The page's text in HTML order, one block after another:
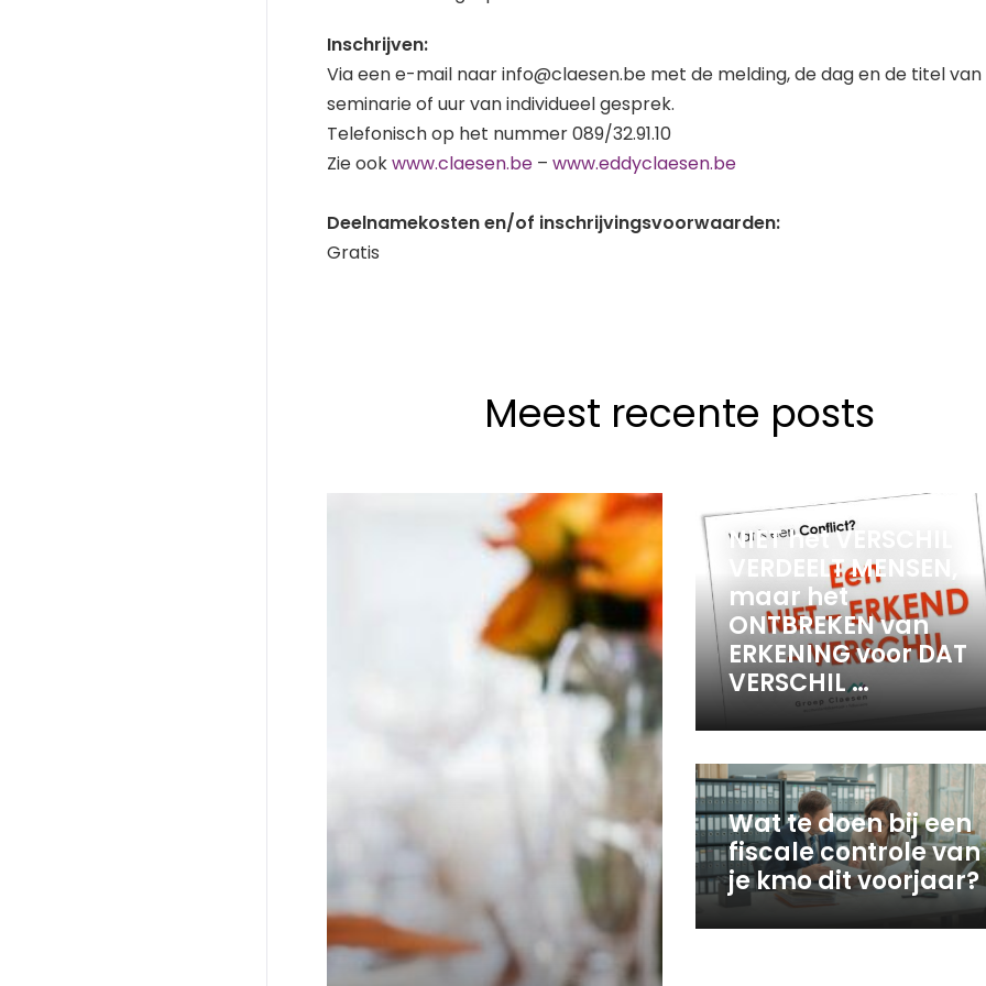
Inschrijven:
Via een e-mail naar info@claesen.be met de melding, de dag en de titel
seminarie of uur van individueel gesprek.
Telefonisch op het nummer 089/32.91.10
Zie ookwww.claesen.be – www.eddyclaesen.be
Deelnamekosten en/of inschrijvingsvoorwaarden:
Gratis
Meest recente posts
NIET het VERSCHIL
VERDEELT MENSEN,
maar het
ONTBREKEN van
ERKENING voor DAT
VERSCHIL …
Wat te doen bij een
fiscale controle van
je kmo dit voorjaar?